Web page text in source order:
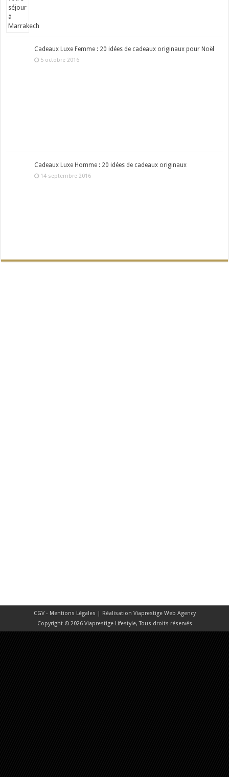
Cadeaux Luxe Femme : 20 idées de cadeaux originaux pour Noël
5 octobre 2016
Cadeaux Luxe Homme : 20 idées de cadeaux originaux
14 septembre 2016
CGV - Mentions Légales | Réalisation Viaprestige Web Agency
Copyright © 2026 Viaprestige Lifestyle, Tous droits réservés